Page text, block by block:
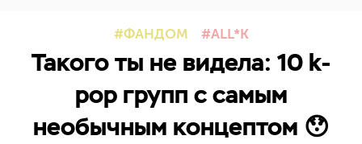
ФАНДОМ ALL*K
Такого ты не видела: 10 k-
pop групп с самым
необычным концептом 😯